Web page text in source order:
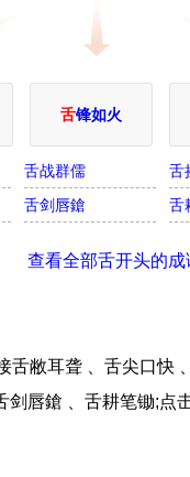
舌锋如火
舌战群儒
舌
舌剑唇鎗 舌
查看全部舌开头的成
舌敝耳聋 、舌尖口快
剑唇鎗 、舌耕笔锄;点